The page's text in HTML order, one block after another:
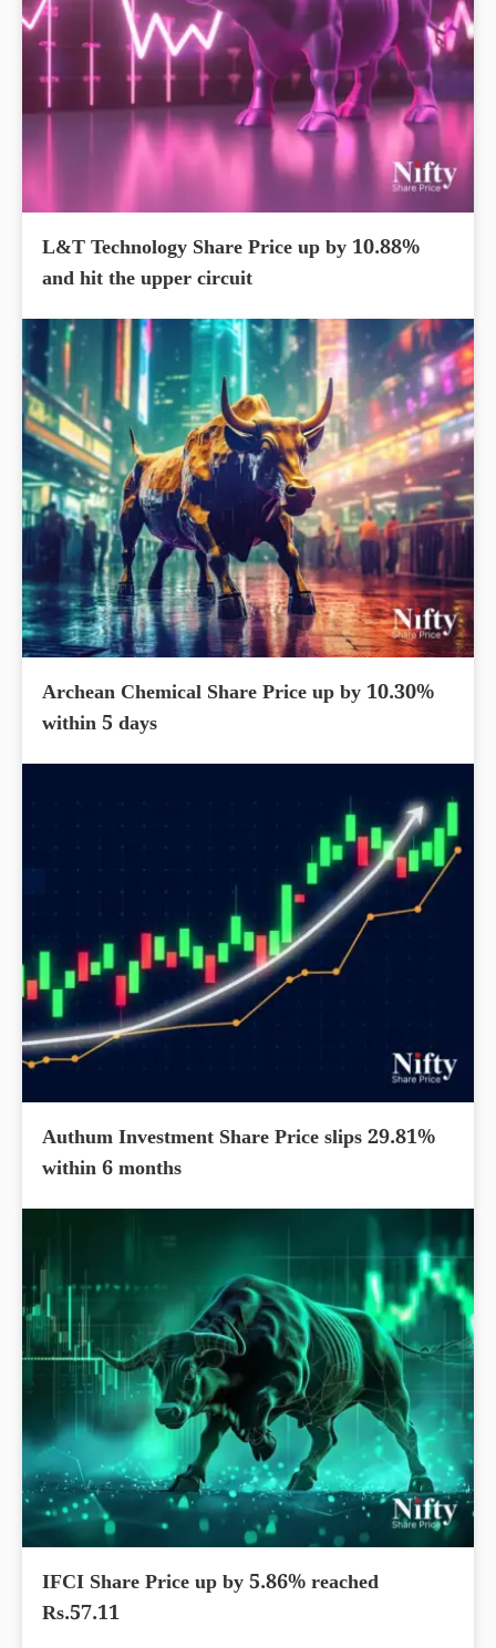
L&T Technology Share Price up by 10.88%
and hit the upper circuit
Archean Chemical Share Price up by 10.30%
within 5 days
Authum Investment Share Price slips 29.81%
within 6 months
IFCI Share Price up by 5.86% reached
Rs.57.11